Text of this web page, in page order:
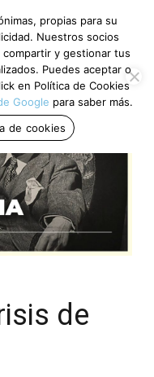
de
propias para su
Nuestros socios
compartir y gestionar tus
Puedes aceptar o
en Política de Cookies
Google para saber más.
de cookies